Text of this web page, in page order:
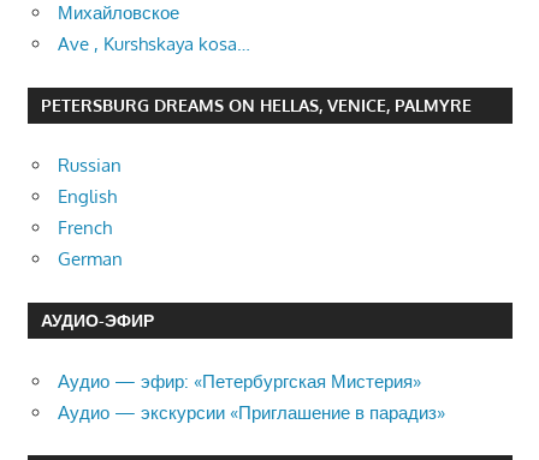
Михайловское
Ave , Kurshskaya kosa…
PETERSBURG DREAMS ON HELLAS, VENICE, PALMYRE
Russian
English
French
German
АУДИО-ЭФИР
Аудио — эфир: «Петербургская Мистерия»
Аудио — экскурсии «Приглашение в парадиз»